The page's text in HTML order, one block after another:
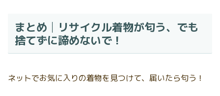
まとめ│リサイクル着物が匂う、でも
捨てずに諦めないで！
ネットでお気に入りの着物を見つけて、届いたら匂う！